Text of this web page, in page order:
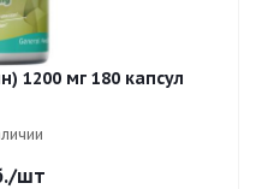
1200 мг 180 капсул
/шт